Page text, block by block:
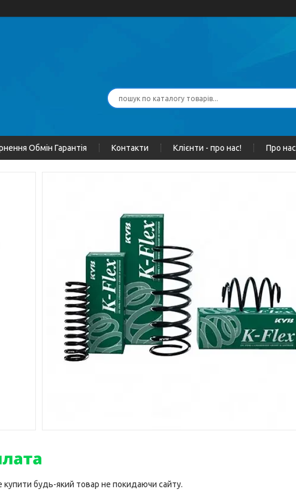
Обмін Гарантія Контакти Клієнти - про нас! Про нас
купити будь-який товар не покидаючи сайту.